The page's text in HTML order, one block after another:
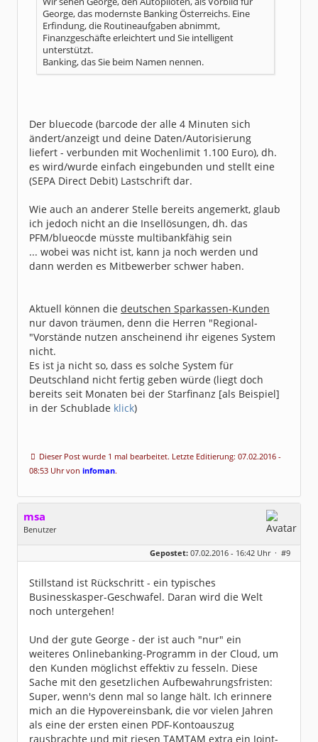
George, das modernste Banking Österreichs. Eine
Erfindung, die Routineaufgaben abnimmt,
Finanzgeschäfte erleichtert und Sie intelligent
unterstützt.
Banking, das Sie beim Namen nennen.
Der bluecode (barcode der alle 4 Minuten sich
ändert/anzeigt und deine Daten/Autorisierung
liefert - verbunden mit Wochenlimit 1.100 Euro), dh.
es wird/wurde einfach eingebunden und stellt eine
(SEPA Direct Debit) Lastschrift dar.
Wie auch an anderer Stelle bereits angemerkt, glaub
ich jedoch nicht an die Insellösungen, dh. das
PFM/blueocde müsste multibankfähig sein
... wobei was nicht ist, kann ja noch werden und
dann werden es Mitbewerber schwer haben.
Aktuell können die deutschen Sparkassen-Kunden
nur davon träumen, denn die Herren "Regional-
"Vorstände nutzen anscheinend ihr eigenes System
nicht.
Es ist ja nicht so, dass es solche System für
Deutschland nicht fertig geben würde (liegt doch
bereits seit Monaten bei der Starfinanz [als Beispiel]
in der Schublade klick)
Dieser Post wurde 1 mal bearbeitet. Letzte Editierung: 07.02.2016 -
08:53 Uhr von infoman.
msa
Benutzer
Geschlecht:
Alter:
64
Dabei seit:
03 / 2007
Gepostet: 07.02.2016 - 16:42 Uhr · #9
Stillstand ist Rückschritt - ein typisches
Businesskasper-Geschwafel. Daran wird die Welt
noch untergehen!
Und der gute George - der ist auch "nur" ein
weiteres Onlinebanking-Programm in der Cloud, um
den Kunden möglichst effektiv zu fesseln. Diese
Sache mit den gesetzlichen Aufbewahrungsfristen:
Super, wenn's denn mal so lange hält. Ich erinnere
mich an die Hypovereinsbank, die vor vielen Jahren
als eine der ersten einen PDF-Kontoauszug
rausbrachte und mit riesen TAMTAM extra ein Joint-